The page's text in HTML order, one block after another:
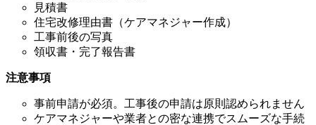
見積書
住宅改修理由書（ケアマネジャー作成）
工事前後の写真
領収書・完了報告書
注意事項
事前申請が必須。工事後の申請は原則認められません
ケアマネジャーや業者との密な連携でスムーズな手続